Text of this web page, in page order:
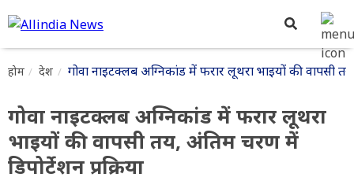
होम देश गोवा नाइटक्लब अग्निकांड में फरार लूथरा भाइयों की वापसी
गोवा नाइटक्लब अग्निकांड में फरार लूथरा
भाइयों की वापसी तय, अंतिम चरण में
डिपोर्टेशन प्रक्रिया